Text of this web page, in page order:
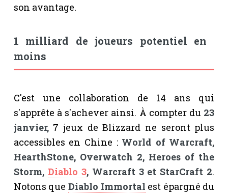
son avantage.
1 milliard de joueurs potentiel en
moins
C'est une collaboration de 14 ans qui
s'apprête à s'achever ainsi. À compter du 23
janvier,7 jeux de Blizzard ne seront plus
accessibles en Chine : World of Warcraft,
HearthStone, Overwatch 2, Heroes of the
Storm, Diablo 3, Warcraft 3 et StarCraft 2.
Notons que Diablo Immortal est épargné du